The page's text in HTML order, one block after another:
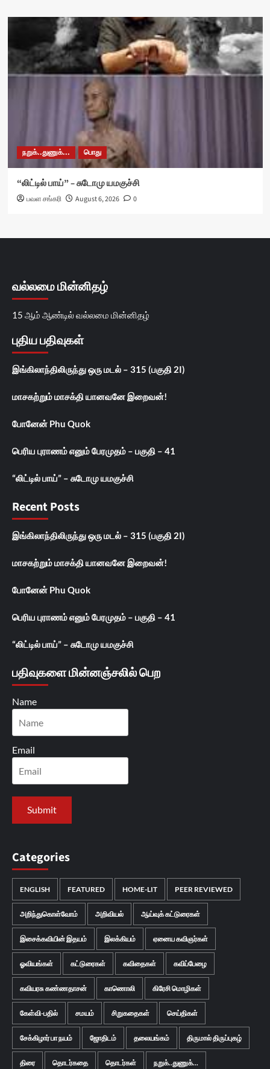
நறுக்..துணுக்... பொது
“லிட்டில் பாய்” – சுடோமு யமகுச்சி
பவள சங்கரி August 6, 2026 0
வல்லமை மின்னிதழ்
15 ஆம் ஆண்டில் வல்லமை மின்னிதழ்
புதிய பதிவுகள்
இங்கிலாந்திலிருந்து ஒரு மடல் – 315 (பகுதி 2I)
மாசகற்றும் மாசக்தி யானவனே இறைவன்!
போனேன் Phu Quok
பெரிய புராணம் எனும் பேரமுதம் – பகுதி – 41
“லிட்டில் பாய்” – சுடோமு யமகுச்சி
Recent Posts
இங்கிலாந்திலிருந்து ஒரு மடல் – 315 (பகுதி 2I)
மாசகற்றும் மாசக்தி யானவனே இறைவன்!
போனேன் Phu Quok
பெரிய புராணம் எனும் பேரமுதம் – பகுதி – 41
“லிட்டில் பாய்” – சுடோமு யமகுச்சி
பதிவுகளை மின்னஞ்சலில் பெற
Name
Email
Categories
ENGLISH FEATURED HOME-LIT PEER REVIEWED
அறிந்துகொள்வோம் அறிவியல் ஆய்வுக் கட்டுரைகள்
இசைக்கவியின் இதயம் இலக்கியம் ஏனைய கவிஞர்கள்
ஓவியங்கள் கட்டுரைகள் கவிதைகள் கவிப்பேழை
கவியரசு கண்ணதாசன் காணொலி கிரேசி மொழிகள்
கேள்வி-பதில் சமயம் சிறுகதைகள் செய்திகள்
சேக்கிழார் பா நயம் ஜோதிடம் தலையங்கம் திருமால் திருப்புகழ்
திரை தொடர்கதை தொடர்கள் நறுக்..துணுக்...